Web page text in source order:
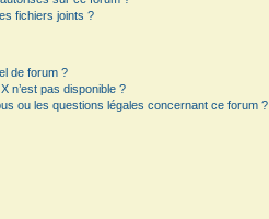
fichiers joints ?
de forum ?
n’est pas disponible ?
ou les questions légales concernant ce forum ?